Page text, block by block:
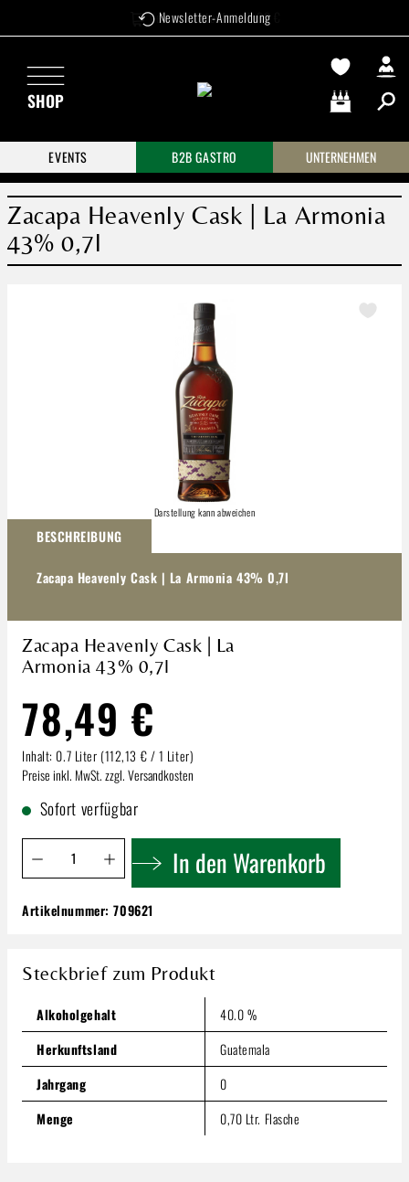
Zum Hauptinhalt springenVersandkostenfrei ab 99 €
Newsletter-Anmeldung
SHOP
Warenkorb
EVENTS
B2B GASTRO UNTERNEHMEN
Zacapa Heavenly Cask | La Armonia
43% 0,7l
Darstellung kann abweichen
BESCHREIBUNG
Zacapa Heavenly Cask | La Armonia 43% 0,7l
Zacapa Heavenly Cask | La
Armonia 43% 0,7l
78,49 €
Inhalt: 0.7 Liter (112,13 € / 1 Liter)
Preise inkl. MwSt. zzgl. Versandkosten
Sofort verfügbar
Produkt Anzahl: Gib den gewünschten Wert ein oder
In den Warenkorb
Zacapa Heavenly Cask | La Armonia 43% 0,7l
Inhalt:0.7 Liter (112,13 € / 1 Liter)
Produkt Anzahl: Gib den gewünschten Wert ein oder
In den Warenkorb
Artikelnummer:709621
Steckbrief zum Produkt
Alkoholgehalt
40.0 %
Herkunftsland
Guatemala
Jahrgang
0
Menge
0,70 Ltr. Flasche